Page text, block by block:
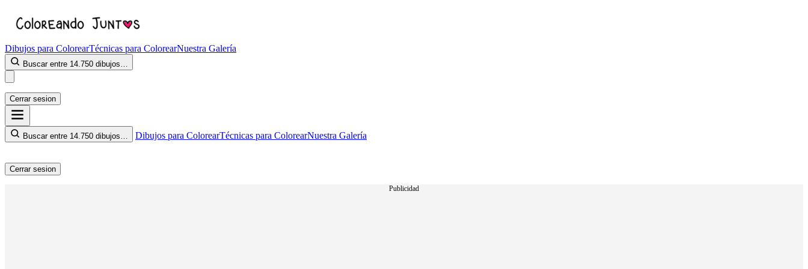
Dibujos para ColorearTécnicas para ColorearNuestra Galería
Buscar entre 14.750 dibujos…
Cerrar sesion
Buscar entre 14.750 dibujos… Dibujos para ColorearTécnicas para ColorearNuestra Galería
Cerrar sesion
Publicidad